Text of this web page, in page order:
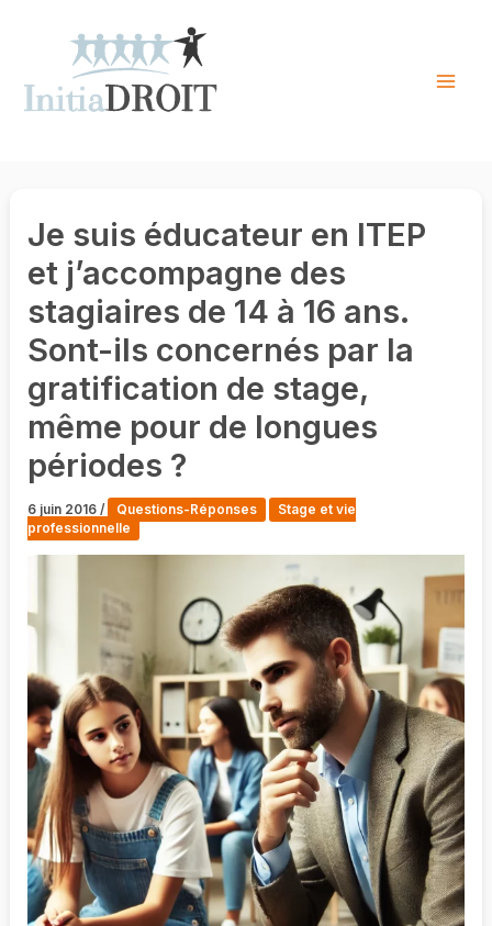
Je suis éducateur en ITEP
et j’accompagne des
stagiaires de 14 à 16 ans.
Sont-ils concernés par la
gratification de stage,
même pour de longues
périodes ?
6 juin 2016/ Questions-Réponses
Stage et vie
professionnelle